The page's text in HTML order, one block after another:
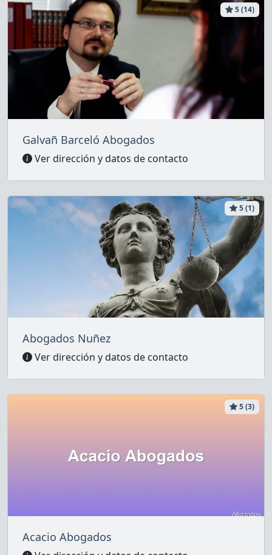
5 (14)
Galvañ Barceló Abogados
Ver dirección y datos de contacto
5 (1)
Abogados Nuñez
Ver dirección y datos de contacto
5 (3)
Acacio Abogados